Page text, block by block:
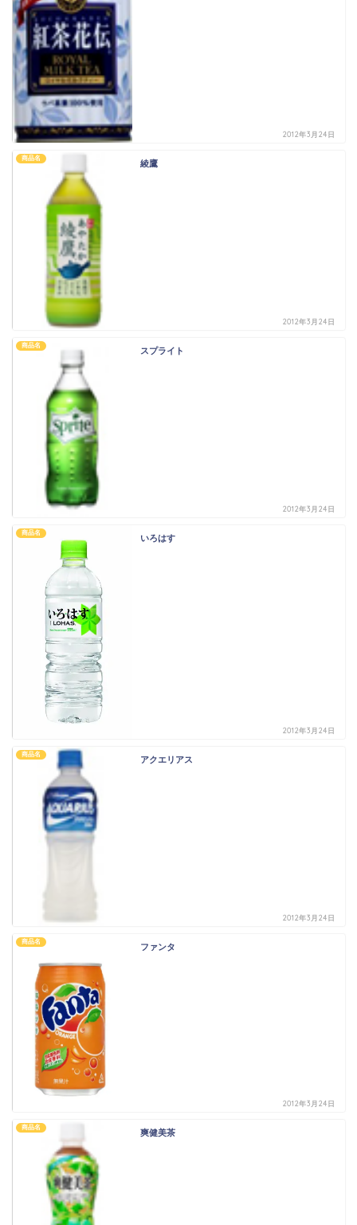
2012年3月24日
商品名
綾鷹
2012年3月24日
商品名
スプライト
2012年3月24日
商品名
いろはす
2012年3月24日
商品名
アクエリアス
2012年3月24日
商品名
ファンタ
2012年3月24日
商品名
爽健美茶